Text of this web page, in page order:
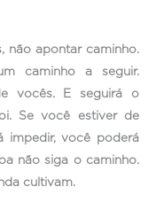
não apontar caminho.
caminho a seguir.
vocês. E seguirá o
Se você estiver de
impedir, você poderá
não siga o caminho.
cultivam.